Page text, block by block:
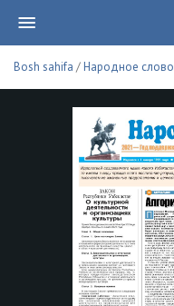
Bosh sahifa /Народное слово